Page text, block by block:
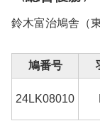
鈴木富治鳩舎（
鳩番号
24LK08010